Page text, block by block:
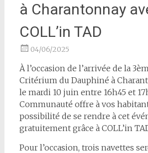
à Charantonnay
COLL’in TAD
04/06/2025
À l’occasion de l’arrivée de la
Critérium du Dauphiné à
le mardi 10 juin entre 16h45 et
Communauté offre à vos
possibilité de se rendre à cet
gratuitement grâce à COLL’in
Pour l’occasion, trois navettes